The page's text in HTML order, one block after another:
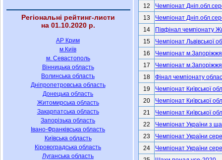
Регіональні рейтинг-листи
на 01.10.2020 р.
АР Крим
м.Київ
м. Севастополь
Вінницька область
Волинська область
Дніпропетровська область
Донецька область
Житомирська область
Закарпатська область
Запорізька область
Івано-Франківська область
Київська область
Кіровоградська область
Луганська область